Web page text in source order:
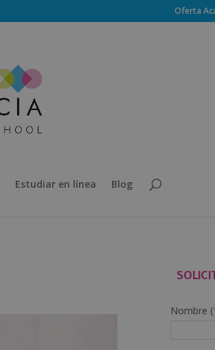
Oferta
Estudiar en línea Blog
Nombre